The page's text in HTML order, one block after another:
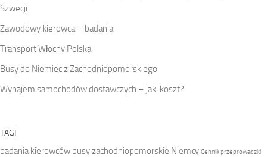
Szwecji
Zawodowy kierowca – badania
Transport Włochy Polska
Busy do Niemiec z Zachodniopomorskiego
Wynajem samochodów dostawczych – jaki koszt?
TAGI
badania kierowców busy zachodniopomorskie Niemcy Cennik przeprowadzki